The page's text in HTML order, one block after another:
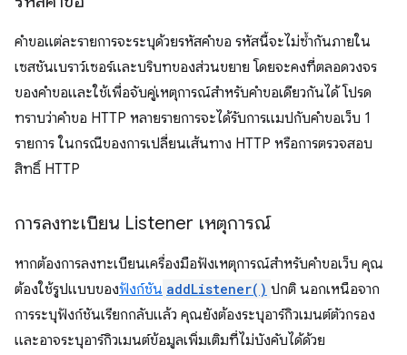
คำขอแต่ละรายการจะระบุด้วยรหัสคำขอ รหัสนี้จะไม่ซ้ำกันภายใน
เซสชันเบราว์เซอร์และบริบทของส่วนขยาย โดยจะคงที่ตลอดวงจร
ของคำขอและใช้เพื่อจับคู่เหตุการณ์สำหรับคำขอเดียวกันได้ โปรด
ทราบว่าคำขอ HTTP หลายรายการจะได้รับการแมปกับคำขอเว็บ 1
รายการ ในกรณีของการเปลี่ยนเส้นทาง HTTP หรือการตรวจสอบ
สิทธิ์ HTTP
การลงทะเบียน Listener เหตุการณ์
หากต้องการลงทะเบียนเครื่องมือฟังเหตุการณ์สำหรับคำขอเว็บ คุณ
ต้องใช้รูปแบบของฟังก์ชัน addListener() ปกติ นอกเหนือจาก
การระบุฟังก์ชันเรียกกลับแล้ว คุณยังต้องระบุอาร์กิวเมนต์ตัวกรอง
และอาจระบุอาร์กิวเมนต์ข้อมูลเพิ่มเติมที่ไม่บังคับได้ด้วย